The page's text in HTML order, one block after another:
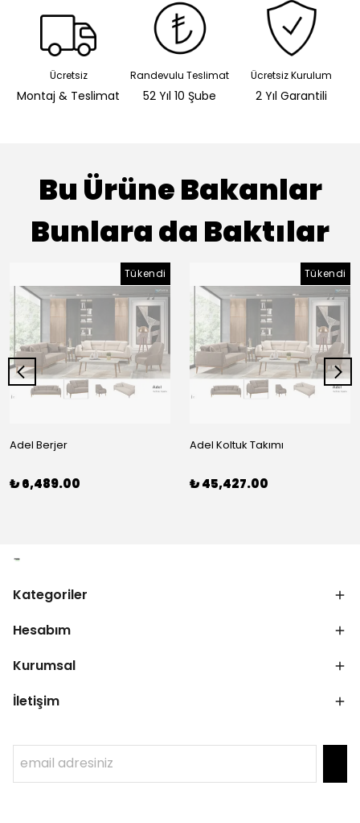
Ücretsiz
Montaj & Teslimat
Randevulu Teslimat
52 Yıl 10 Şube
Ücretsiz Kurulum
2 Yıl Garantili
Bu Ürüne Bakanlar
Bunlara da Baktılar
Tükendi
Adel Berjer
₺ 6,489.00
Tükendi
Adel Koltuk Takımı
₺ 45,427.00
Kategoriler
Hesabım
Kurumsal
İletişim